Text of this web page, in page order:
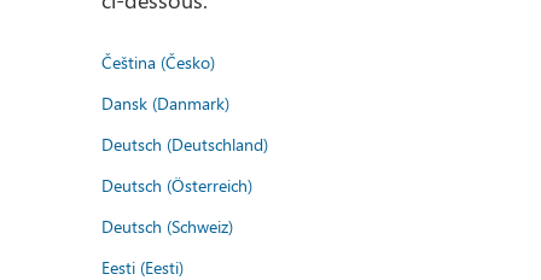
Čeština (Česko)
Dansk (Danmark)
Deutsch (Deutschland)
Deutsch (Österreich)
Deutsch (Schweiz)
Eesti (Eesti)